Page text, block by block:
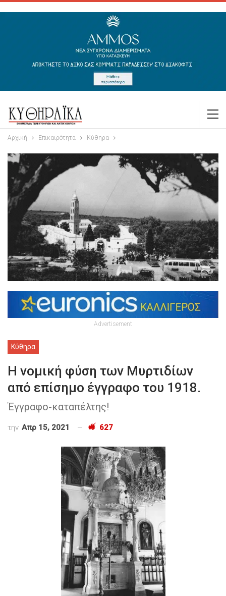
Αρχική Επικαιρότητα Κύθηρα
Advertisement
Κύθηρα
Η νομική φύση των Μυρτιδίων
από επίσημο έγγραφο του 1918.
Έγγραφο-καταπέλτης!
την Απρ 15, 2021 627